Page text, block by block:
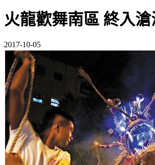
火龍歡舞南區 終入滄
2017-10-05